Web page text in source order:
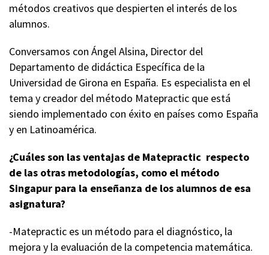
métodos creativos que despierten el interés de los
alumnos.
Conversamos con Ángel Alsina, Director del
Departamento de didáctica Específica de la
Universidad de Girona en España. Es especialista en el
tema y creador del método Matepractic que está
siendo implementado con éxito en países como España
y en Latinoamérica.
¿Cuáles son las ventajas de Matepractic respecto
de las otras metodologías, como el método
Singapur para la enseñanza de los alumnos de esa
asignatura?
-Matepractic es un método para el diagnóstico, la
mejora y la evaluación de la competencia matemática.